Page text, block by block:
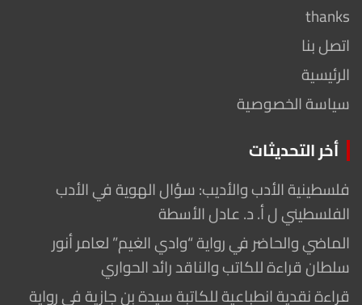
thanks
اتصل بنا
الرئيسية
سياسة الخصوصية
أخر التحديثات
فلسطينية الأدب والأديب: سؤال الهوية في الأدب
الفلسطيني ل أ. د. عادل الأسطة
الماضي والحاضر في رواية “وادي الغيم” لعامر أنور
سلطان قراءة للكاتب والناقد رائد الحواري
قراءة نقدية انطباعية للكاتبة سيدة بن جازية في رواية